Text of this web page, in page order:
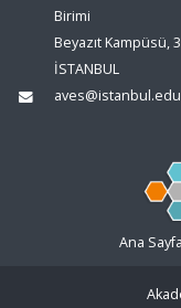
Birimi
Beyazıt Kampüsü,
İSTANBUL
Ana Sayfa